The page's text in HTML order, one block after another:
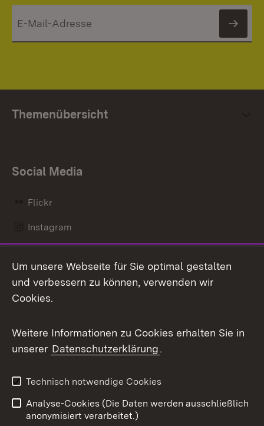
Themenübersicht
Social Media
Flickr
Instagram
Mastodon
Messenger
Social Wall
X / Twitter
Youtube
Um unsere Webseite für Sie optimal gestalten
und verbessern zu können, verwenden wir
Cookies.
Weitere Informationen zu Cookies erhalten Sie in
unserer Datenschutzerklärung.
Technisch notwendige Cookies
Analyse-Cookies (Die Daten werden ausschließlich
anonymisiert verarbeitet.)